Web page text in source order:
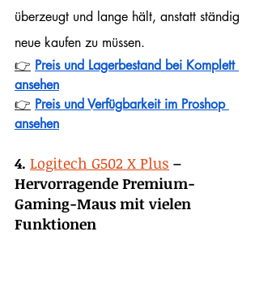
überzeugt und lange hält, anstatt ständig
neue kaufen zu müssen.
👉 Preis und Lagerbestand bei Komplett
ansehen
👉 Preis und Verfügbarkeit im Proshop
ansehen
4. Logitech G502 X Plus –
Hervorragende Premium-
Gaming-Maus mit vielen
Funktionen